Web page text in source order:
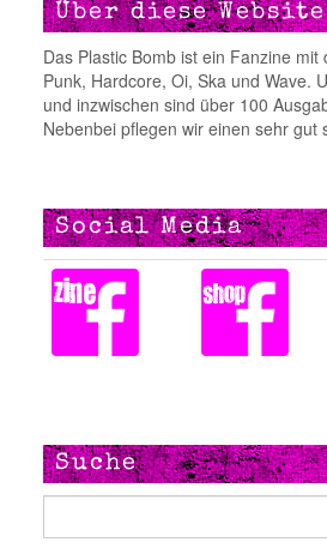
Über diese Website
Das Plastic Bomb ist ein Fanzine
Punk, Hardcore, Oi, Ska und Wave.
und inzwischen sind über 100
Nebenbei pflegen wir einen sehr gut
Social Media
Suche